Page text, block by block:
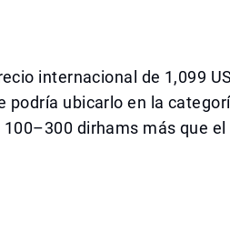
internacional de 1,099
podría ubicarlo en la
dirhams más que el